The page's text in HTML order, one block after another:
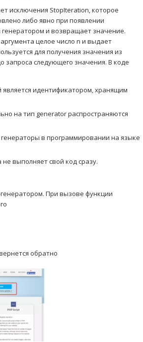
исключения StopIteration, которое
либо явно при появлении
генератором и возвращает значение.
целое число n и выдает
для получения значения из
запроса следующего значения. В коде
является идентификатором, хранящим
на тип generator распространяются
в программировании на языке
выполняет свой код сразу.
При вызове функции
обратно